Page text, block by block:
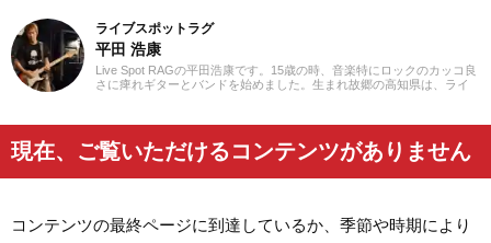
ライブスポットラグ
平田 浩康
Live Spot RAGの平田浩康です。15歳の時、音楽特にロックのカッコ良
さに痺れギターとバンドを始めました。生まれ故郷の高知県は、ライ
楽というとてもキラキラしたものに魅了され、勉強そっちのけでギタ
ーと音楽を楽しむ毎日でした。大学進学から京都に移住し、大学では
軽音楽部を卒業（笑）。それまでは邦楽ロックや洋楽ハードロックを
RAGにて勤務、主にプロモーション業務を担当しております。日本ト
現在、ご覧いただけるコンテンツがありません
コンテンツの最終ページに到達しているか、季節や時期により